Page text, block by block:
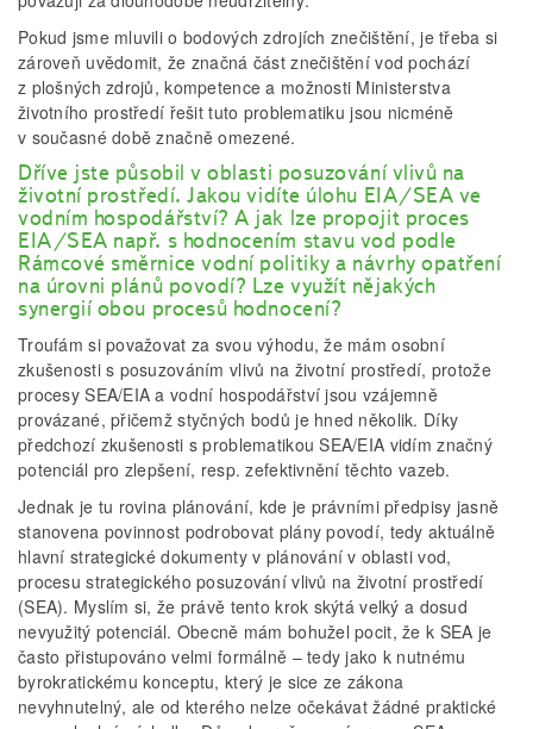
Pokud jsme mluvili o bodových zdrojích znečištění, je třeba si
zároveň uvědomit, že značná část znečištění vod pochází
z plošných zdrojů, kompetence a možnosti Ministerstva
životního prostředí řešit tuto problematiku jsou nicméně
v současné době značně omezené.
Dříve jste působil v oblasti posuzování vlivů na
životní prostředí. Jakou vidíte úlohu EIA/SEA ve
vodním hospodářství? A jak lze propojit proces
EIA/SEA např. s hodnocením stavu vod podle
Rámcové směrnice vodní politiky a návrhy opatření
na úrovni plánů povodí? Lze využít nějakých
synergií obou procesů hodnocení?
Troufám si považovat za svou výhodu, že mám osobní
zkušenosti s posuzováním vlivů na životní prostředí, protože
procesy SEA/EIA a vodní hospodářství jsou vzájemně
provázané, přičemž styčných bodů je hned několik. Díky
předchozí zkušenosti s problematikou SEA/EIA vidím značný
potenciál pro zlepšení, resp. zefektivnění těchto vazeb.
Jednak je tu rovina plánování, kde je právními předpisy jasně
stanovena povinnost podrobovat plány povodí, tedy aktuálně
hlavní strategické dokumenty v plánování v oblasti vod,
procesu strategického posuzování vlivů na životní prostředí
(SEA). Myslím si, že právě tento krok skýtá velký a dosud
nevyužitý potenciál. Obecně mám bohužel pocit, že k SEA je
často přistupováno velmi formálně – tedy jako k nutnému
byrokratickému konceptu, který je sice ze zákona
nevyhnutelný, ale od kterého nelze očekávat žádné praktické